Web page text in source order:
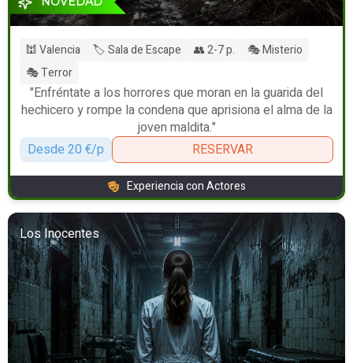
🕍 Valencia 🏷️ Sala de Escape 👥 2-7 p.
🎭 Misterio
🎭 Terror
"Enfréntate a los horrores que moran en la guarida del
hechicero y rompe la condena que aprisiona el alma de la
joven maldita."
Desde 20 €/p
RESERVAR
Experiencia con Actores
Los Inocentes